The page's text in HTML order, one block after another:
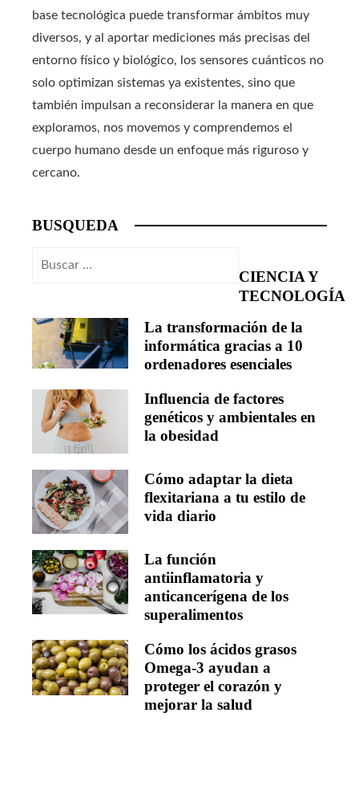
base tecnológica puede transformar ámbitos muy
diversos, y al aportar mediciones más precisas del
entorno físico y biológico, los sensores cuánticos no
solo optimizan sistemas ya existentes, sino que
también impulsan a reconsiderar la manera en que
exploramos, nos movemos y comprendemos el
cuerpo humano desde un enfoque más riguroso y
cercano.
BUSQUEDA
Buscar:
CIENCIA Y
TECNOLOGÍA
La transformación de la
informática gracias a 10
ordenadores esenciales
Influencia de factores
genéticos y ambientales en
la obesidad
Cómo adaptar la dieta
flexitariana a tu estilo de
vida diario
La función
antiinflamatoria y
anticancerígena de los
superalimentos
Cómo los ácidos grasos
Omega-3 ayudan a
proteger el corazón y
mejorar la salud